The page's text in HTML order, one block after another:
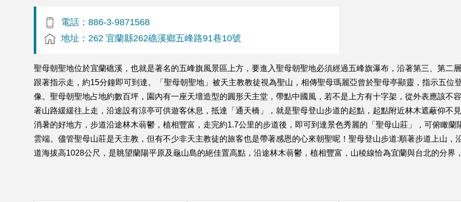
電話：886-3-9871568
地址：262 宜蘭縣262礁溪鄉五峰路91巷10號
聖母朝聖地位於宜蘭礁溪，也就是著名的五峰旗風景區上方，要進入聖母朝聖地必須經過五峰旗瀑布，沿著第三、第二
跟著指示走，約15分鐘即可到達。「聖母朝聖地」被天主教教徒視為聖山，相傳聖母瑪麗亞曾於聖母亭顯靈，指示五位
像。聖母朝聖地占地約數百坪，園內有一座天壇造型的圓形天主堂，帶點中國風，若不是上方有十字架，從外表應該不
著山路緩緩往上走，沿途設有涼亭可供遊客休息，抵達「通天橋」，就是聖母登山步道的起點，起點附近林木遮蔽仰不
消暑的好地方，步道沿途林木蓊鬱，植相豐富，走完約1.7公里的步道後，即可到達景色秀麗的「聖母山莊」，可俯瞰
雲端。儘管聖母山莊是天主教，但有不少非天主教徒的旅客也是帶著感恩的心來朝聖呢！聖母登山步道:順著步道上山
道海拔高1028公尺，是眺望蘭陽平原及龜山島的絕佳置高點，沿途林木蓊鬱，植相豐富，山稜線恰為宜蘭與台北的分界